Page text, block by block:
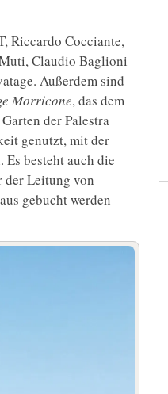
Riccardo Cocciante,
Claudio Baglioni
Außerdem sind
Morricone, das dem
der Palestra
genutzt, mit der
besteht auch die
der Leitung von
gebucht werden